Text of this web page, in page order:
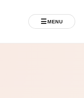
☰MENU